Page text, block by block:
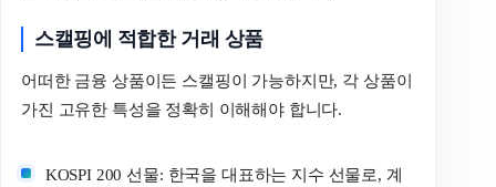
스캘핑에 적합한 거래 상품
어떠한 금융 상품이든 스캘핑이 가능하지만, 각 상품이
가진 고유한 특성을 정확히 이해해야 합니다.
KOSPI 200 선물: 한국을 대표하는 지수 선물로, 계